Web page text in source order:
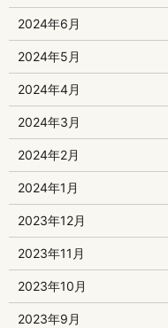
2024年6月
2024年5月
2024年4月
2024年3月
2024年2月
2024年1月
2023年12月
2023年11月
2023年10月
2023年9月